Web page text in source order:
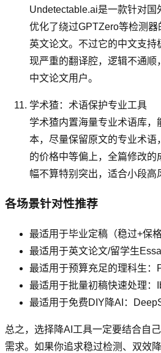
Undetectable.ai是一款针对国
优化了绕过GPTZero等检测
英文论文。不过它的中文支持
现严重的翻译腔，逻辑不通顺
中文论文用户。
学术猹：术语保护专业工具
学术猹内置海量专业术语库
本，尽量保留原文的专业术语
的价格中等偏上，全篇修改
幅不算特别突出，适合小段高
各场景针对性推荐
最适用于毕业定稿（稳过+保
最适用于英文论文/留学生
最适用于预算充足的理科生：
最适用于批量初稿快速处理：
最适用于免费DIY降AI：
总之，选择降AI工具一定要结合自
需求。如果你追求稳过检测、双效